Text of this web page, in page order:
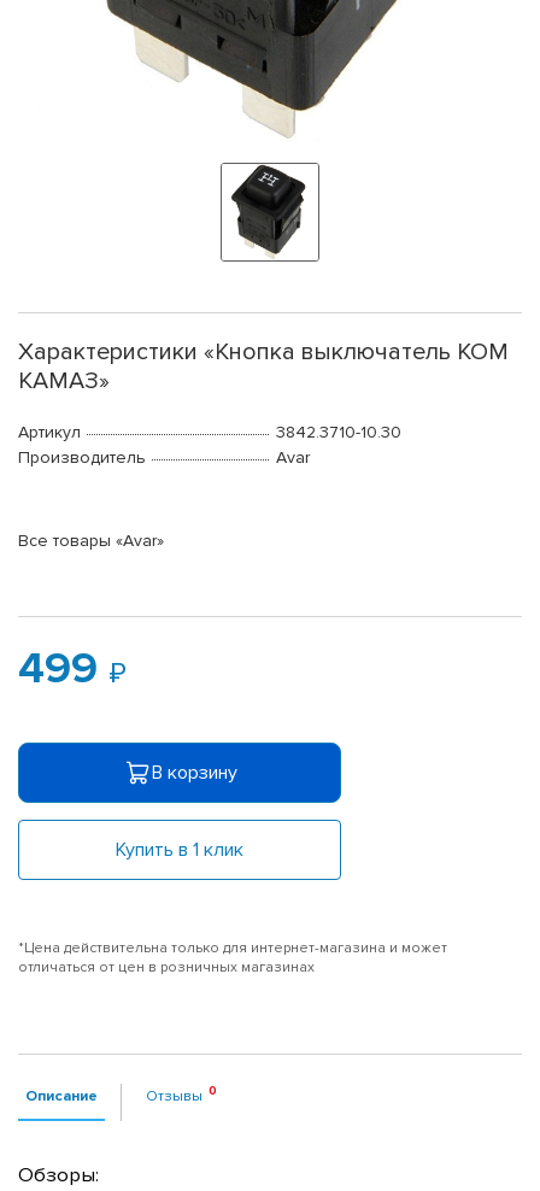
Характеристики «Кнопка выключатель КОМ
КАМАЗ»
Артикул
3842.3710-10.30
Производитель
Avar
Все товары «Avar»
499
В корзину
Купить в 1 клик
*Цена действительна только для интернет-магазина и может
отличаться от цен в розничных магазинах
Описание Отзывы
Обзоры: